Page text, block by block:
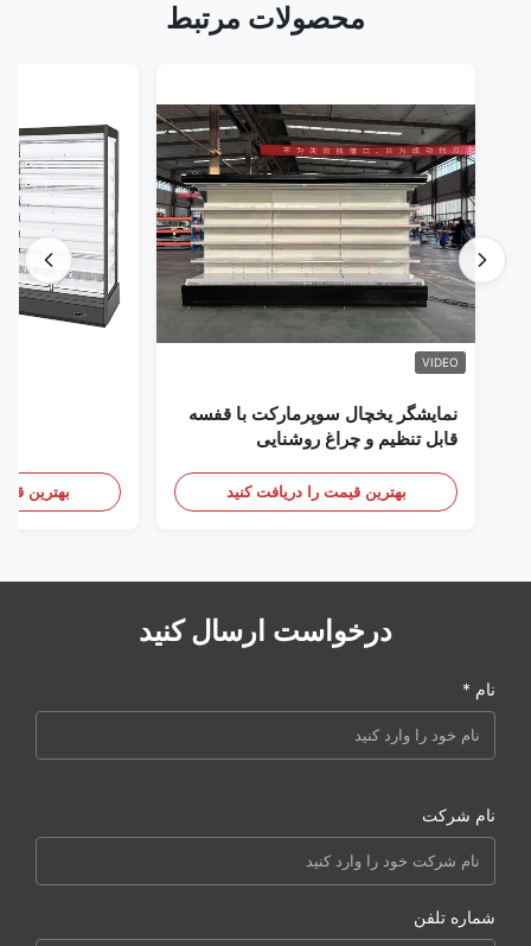
محصولات مرتبط
VIDEO
نمایشگر یخچال سوپرمارکت با قفسه
قابل تنظیم و چراغ روشنایی
بهترین قیمت را دریافت کنید بهترین
درخواست ارسال کنید
نام *
نام شرکت
شماره تلفن